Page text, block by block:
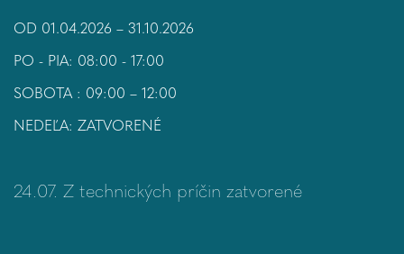
OD 01.04.2026 – 31.10.2026
PO - PIA: 08:00 - 17:00
SOBOTA : 09:00 – 12:00
NEDEĽA: ZATVORENÉ
24.07. Z technických príčin zatvorené